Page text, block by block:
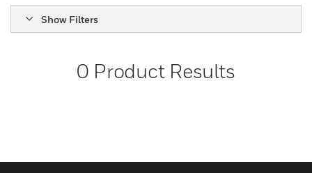
Show Filters
0 Product Results